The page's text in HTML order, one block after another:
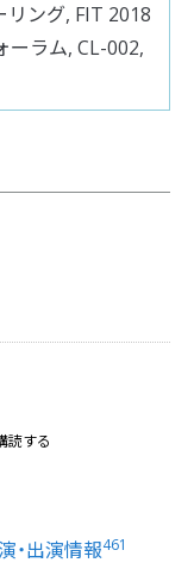
ング, FIT 2018
ーラム, CL-002,
読する
・出演情報461